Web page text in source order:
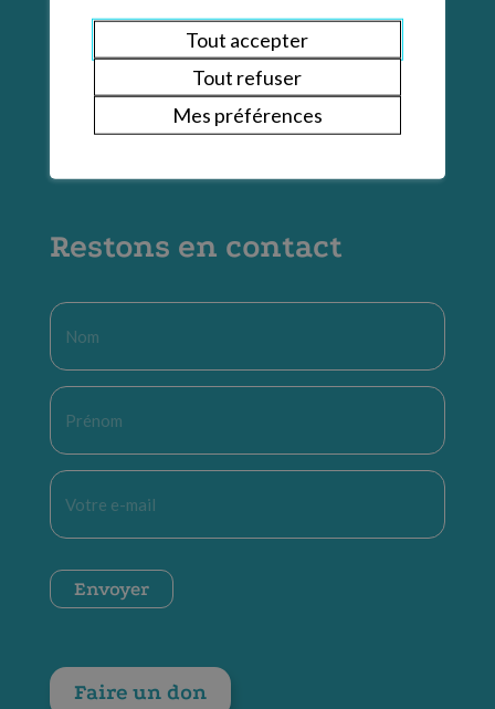
Restons en contact
Nom
Prénom
E-
mail
CAPTCHA
Envoyer
Faire un don
Tout accepter
Tout refuser
Mes préférences